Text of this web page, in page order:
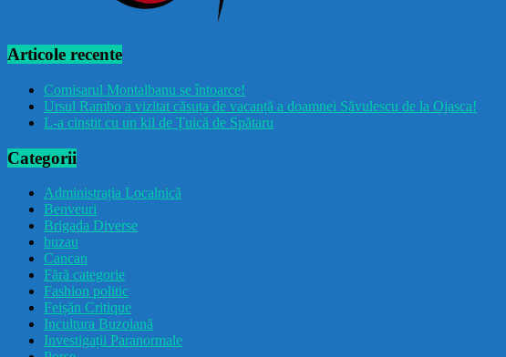
Articole recente
Comisarul Montalbanu se întoarce!
Ursul Rambo a vizitat căsuța de vacanță a doamnei Săvulescu de la Ojasca!
L-a cinstit cu un kil de Țuică de Spătaru
Categorii
Administrația Localnică
Benveuri
Brigada Diverse
buzau
Cancan
Fără categorie
Fashion politic
Feișăn Critique
Incultura Buzoiană
Investigații Paranormale